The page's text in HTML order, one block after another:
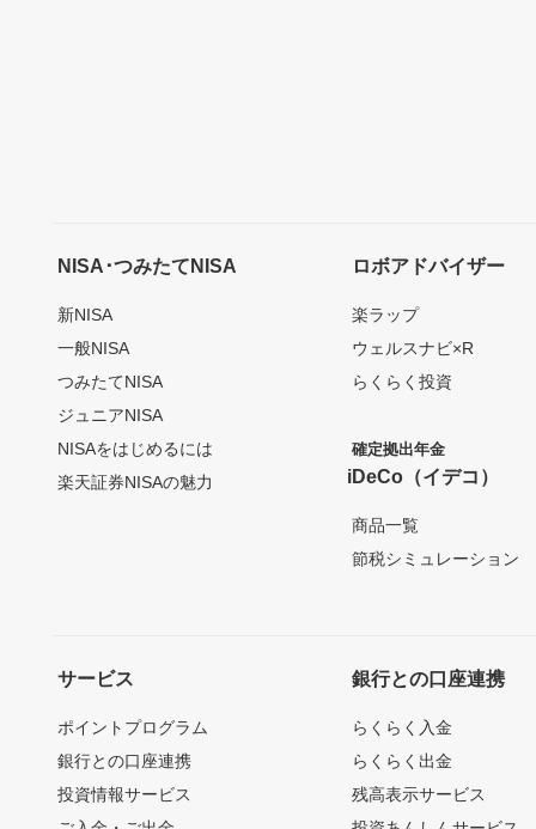
NISA･つみたてNISA
新NISA
一般NISA
つみたてNISA
ジュニアNISA
NISAをはじめるには
楽天証券NISAの魅力
ロボアドバイザー
楽ラップ
ウェルスナビ×R
らくらく投資
確定拠出年金
iDeCo（イデコ）
商品一覧
節税シミュレーション
サービス
ポイントプログラム
銀行との口座連携
投資情報サービス
銀行との口座連携
らくらく入金
らくらく出金
残高表示サービス